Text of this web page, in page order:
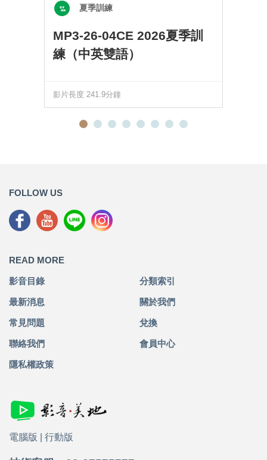
夏季訓練
MP3-26-04CE 2026夏季訓
練（中英雙語）
影片長度 241.9分鐘
FOLLOW US
READ MORE
影音目錄 分類索引
最新消息 關於我們
常見問題 兌換
聯絡我們 會員中心
隱私權政策
電腦版 行動版